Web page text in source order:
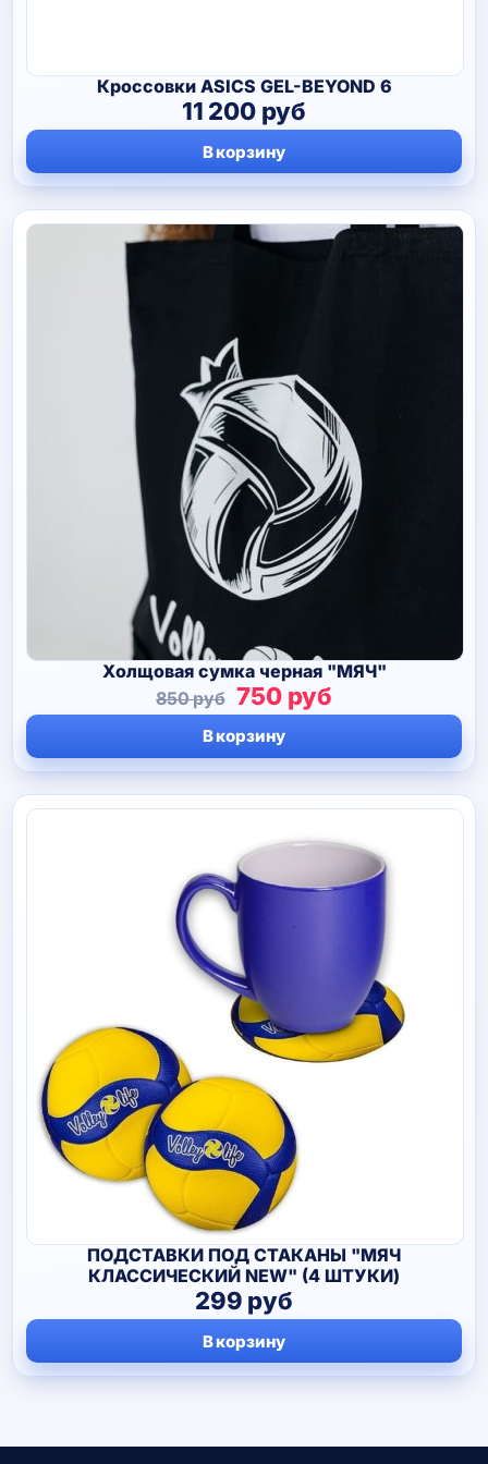
Кроссовки ASICS GEL-BEYOND 6
11 200 руб
В корзину
Холщовая сумка черная "МЯЧ"
850руб Первоначальная
цена
составляла
850 руб.
750 рубТекущая
цена:
750 руб.
В корзину
ПОДСТАВКИ ПОД СТАКАНЫ "МЯЧ
КЛАССИЧЕСКИЙ NEW" (4 ШТУКИ)
299 руб
В корзину